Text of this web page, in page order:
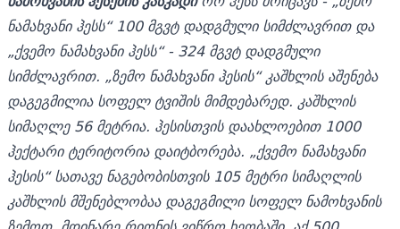
ნამახვანი ჰესს“ 100 მგვტ დადგმული სიმძლავრით და
„ქვემო ნამახვანი ჰესს“ - 324 მგვტ დადგმული
სიმძლავრით. „ზემო ნამახვანი ჰესის“ კაშხლის აშენება
დაგეგმილია სოფელ ტვიშის მიმდებარედ. კაშხლის
სიმაღლე 56 მეტრია. ჰესისთვის დაახლოებით 1000
ჰექტარი ტერიტორია დაიტბორება. „ქვემო ნამახვანი
ჰესის“ სათავე ნაგებობისთვის 105 მეტრი სიმაღლის
კაშხლის მშენებლობაა დაგეგმილი სოფელ ნამოხვანის